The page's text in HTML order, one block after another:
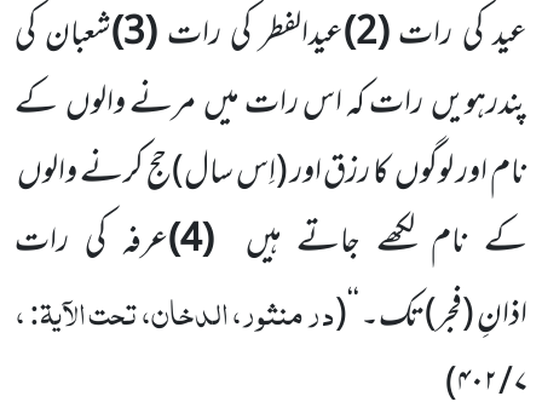
عید کی رات(
2
)عیدالفطر کیرات(
3
)شعبان کی
پندرہویںرات کہ اس رات میںمرنے والوںکے
نام اور لوگوںکا رزق اور(اِس سال)حج کرنے والوں
کے نام لکھے جاتے ہیں (
4
)عرفہ کی رات
اذانِ(فجر)تک۔ ‘‘(در منثور، الدخان، تحت الآیۃ: ،
۷/۴۰۲)